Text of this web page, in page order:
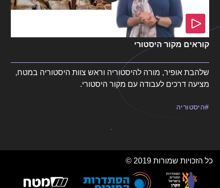
קוראים מקור היסטורי
שלהבת אופיר, מורה להיסטוריה וראש צוות היסטוריה במטח,
מציעה דרכים לעבודה עם מקור היסטורי.
היסטוריה
כל הזכויות שמורות 2019 ©